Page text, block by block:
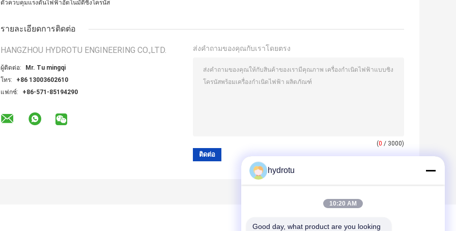
ตัวควบคุมแรงดันไฟฟ้าอัตโนมัติซิงโครนัส
รายละเอียดการติดต่อ
HANGZHOU HYDROTU ENGINEERING CO.,LTD.
ผู้ติดต่อ:
Mr. Tu mingqi
โทร:
+86 13003602610
แฟกซ์:
+86-571-85194290
ส่งคำถามของคุณกับเราโดยตรง
(0 / 3000)
hydrotu
10:20 AM
Good day, what product are you looking